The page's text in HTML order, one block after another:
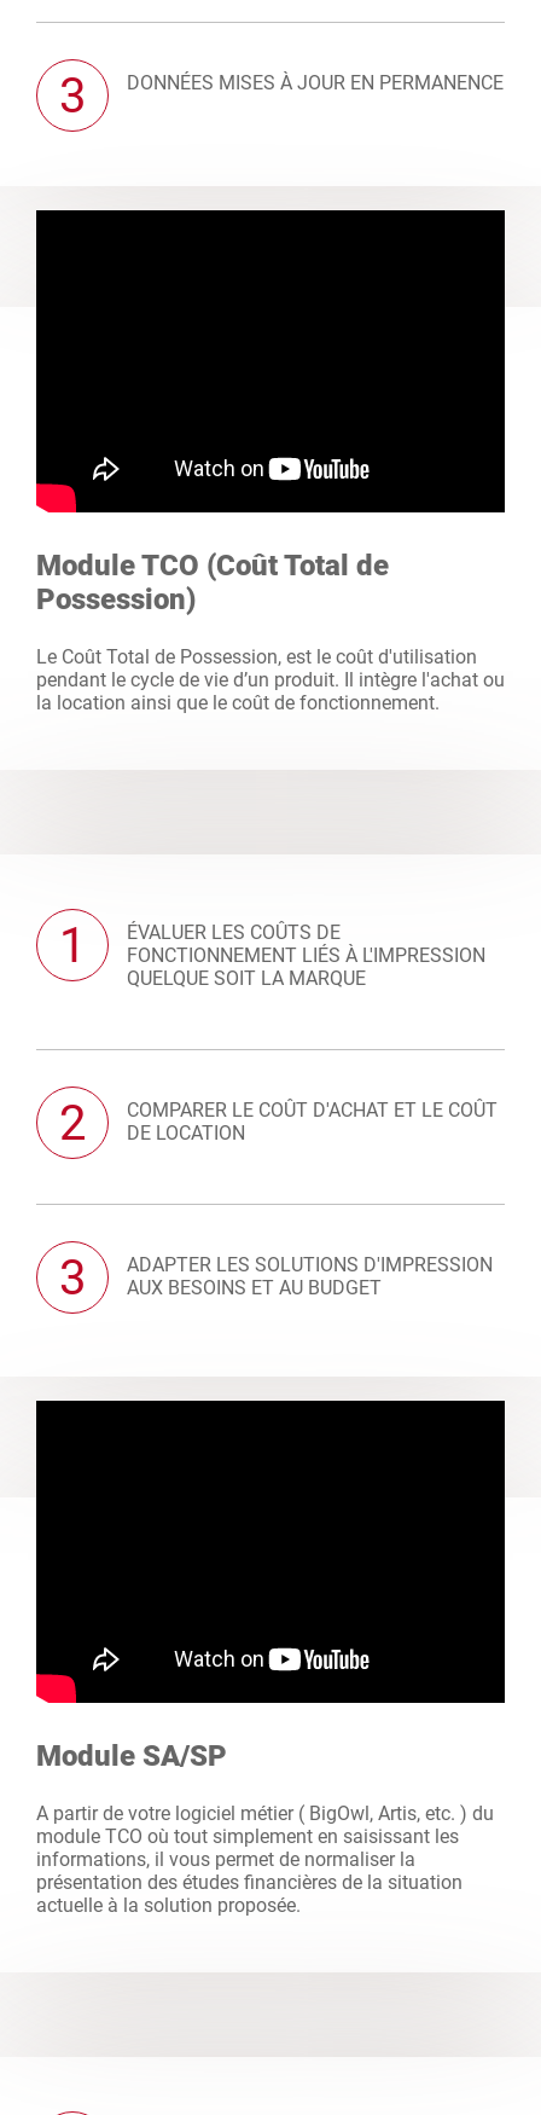
3 DONNÉES MISES À JOUR EN PERMANENCE
Module TCO (Coût Total de
Possession)
Le Coût Total de Possession, est le coût d'utilisation
pendant le cycle de vie d’un produit. Il intègre l'achat ou
la location ainsi que le coût de fonctionnement.
1
ÉVALUER LES COÛTS DE
FONCTIONNEMENT LIÉS À L'IMPRESSION
QUELQUE SOIT LA MARQUE
2
COMPARER LE COÛT D'ACHAT ET LE COÛT
DE LOCATION
3
ADAPTER LES SOLUTIONS D'IMPRESSION
AUX BESOINS ET AU BUDGET
Module SA/SP
A partir de votre logiciel métier ( BigOwl, Artis, etc. ) du
module TCO où tout simplement en saisissant les
informations, il vous permet de normaliser la
présentation des études financières de la situation
actuelle à la solution proposée.